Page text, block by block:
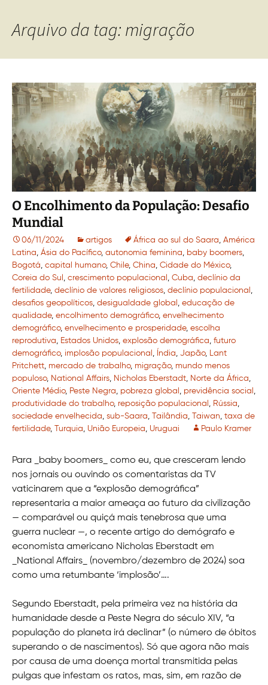
Arquivo da tag: migração
O Encolhimento da População: Desafio
Mundial
06/11/2024 artigos África ao sul do Saara, América
Latina, Ásia do Pacífico, autonomia feminina, baby boomers,
Bogotá, capital humano, Chile, China, Cidade do México,
Coreia do Sul , crescimento populacional , Cuba, declínio da
fertilidade, declínio de valores religiosos, declínio populacional ,
desafios geopolíticos, desigualdade global , educação de
qualidade, encolhimento demográfico, envelhecimento
demográfico, envelhecimento e prosperidade, escolha
reprodutiva, Estados Unidos, explosão demográfica, futuro
demográfico, implosão populacional , Índia, Japão, Lant
Pritchett, mercado de trabalho, migração, mundo menos
populoso, National Affairs, Nicholas Eberstadt, Norte da África,
Oriente Médio, Peste Negra, pobreza global , previdência social ,
produtividade do trabalho, reposição populacional , Rússia,
sociedade envelhecida, sub-Saara, Tailândia, Taiwan, taxa de
fertilidade, Turquia, União Europeia, Uruguai Paulo Kramer
Para _baby boomers_ como eu, que cresceram lendo
nos jornais ou ouvindo os comentaristas da TV
vaticinarem que a “explosão demográfica”
representaria a maior ameaça ao futuro da civilização
— comparável ou quiçá mais tenebrosa que uma
guerra nuclear —, o recente artigo do demógrafo e
economista americano Nicholas Eberstadt em
_National Affairs_ (novembro/dezembro de 2024) soa
como uma retumbante ‘implosão’….
Segundo Eberstadt, pela primeira vez na história da
humanidade desde a Peste Negra do século XIV, “a
população do planeta irá declinar” (o número de óbitos
superando o de nascimentos). Só que agora não mais
por causa de uma doença mortal transmitida pelas
pulgas que infestam os ratos, mas, sim, em razão de